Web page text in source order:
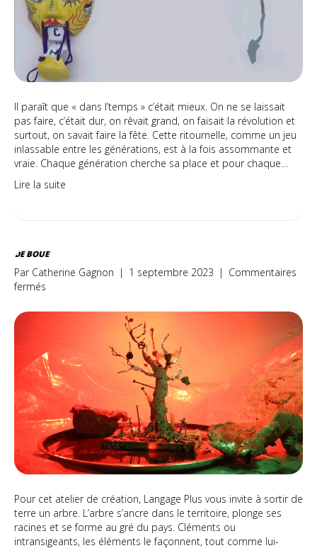
Il paraît que « dans l’temps » c’était mieux. On ne se laissait
pas faire, c’était dur, on rêvait grand, on faisait la révolution et
surtout, on savait faire la fête. Cette ritournelle, comme un jeu
inlassable entre les générations, est à la fois assommante et
vraie. Chaque génération cherche sa place et pour chaque…
Lire la suite
DE BOUE
Par Catherine Gagnon | 1 septembre 2023 | Commentaires
fermés
boue
Pour cet atelier de création, Langage Plus vous invite à sortir de
terre un arbre. L’arbre s’ancre dans le territoire, plonge ses
racines et se forme au gré du pays. Cléments ou
intransigeants, les éléments le façonnent, tout comme lui-